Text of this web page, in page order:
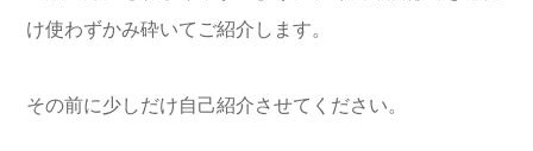
け使わずかみ砕いてご紹介します。
その前に少しだけ自己紹介させてください。